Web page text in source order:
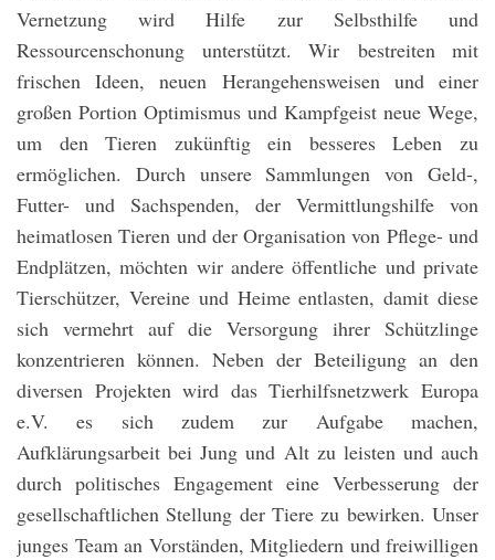
Vernetzung wird Hilfe zur Selbsthilfe und
Ressourcenschonung unterstützt. Wir bestreiten mit
frischen Ideen, neuen Herangehensweisen und einer
großen Portion Optimismus und Kampfgeist neue Wege,
um den Tieren zukünftig ein besseres Leben zu
ermöglichen. Durch unsere Sammlungen von Geld-,
Futter- und Sachspenden, der Vermittlungshilfe von
heimatlosen Tieren und der Organisation von Pflege- und
Endplätzen, möchten wir andere öffentliche und private
Tierschützer, Vereine und Heime entlasten, damit diese
sich vermehrt auf die Versorgung ihrer Schützlinge
konzentrieren können. Neben der Beteiligung an den
diversen Projekten wird das Tierhilfsnetzwerk Europa
e.V. es sich zudem zur Aufgabe machen,
Aufklärungsarbeit bei Jung und Alt zu leisten und auch
durch politisches Engagement eine Verbesserung der
gesellschaftlichen Stellung der Tiere zu bewirken. Unser
junges Team an Vorständen, Mitgliedern und freiwilligen